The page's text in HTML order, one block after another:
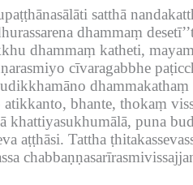
satthā
dhammaṃ
dhammaṃ katheti,
cīvaragabbhe
atikkanto, bhante, thokaṃ
khattiyasukhumālā, puna
aṭṭhāsi. Tattha